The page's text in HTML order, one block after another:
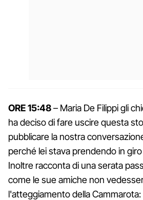
ORE 15:48– Maria De Filippi gli
ha deciso di fare uscire questa
pubblicare la nostra
perché lei stava prendendo in
Inoltre racconta di una serata
come le sue amiche non
l'atteggiamento della